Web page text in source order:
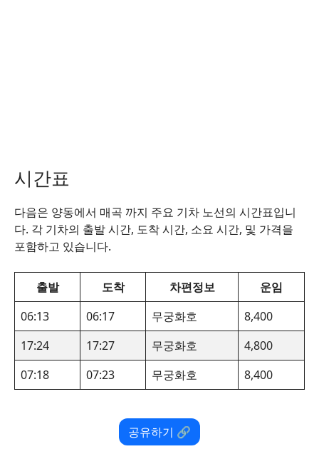
시간표
다음은 양동에서 매곡 까지 주요 기차 노선의 시간표입니
다. 각 기차의 출발 시간, 도착 시간, 소요 시간, 및 가격을
포함하고 있습니다.
출발 도착 차편정보
운임
06:13
06:17 무궁화호
8,400
17:24
17:27 무궁화호
4,800
07:18
07:23 무궁화호 8,400
공유하기 🔗